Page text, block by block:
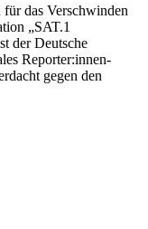
das Verschwinden
„SAT.1
der Deutsche
Reporter:innen-
gegen den